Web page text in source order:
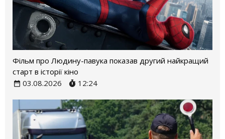
Фільм про Людину-павука показав другий найкращий
старт в історії кіно
03.08.2026
12:24